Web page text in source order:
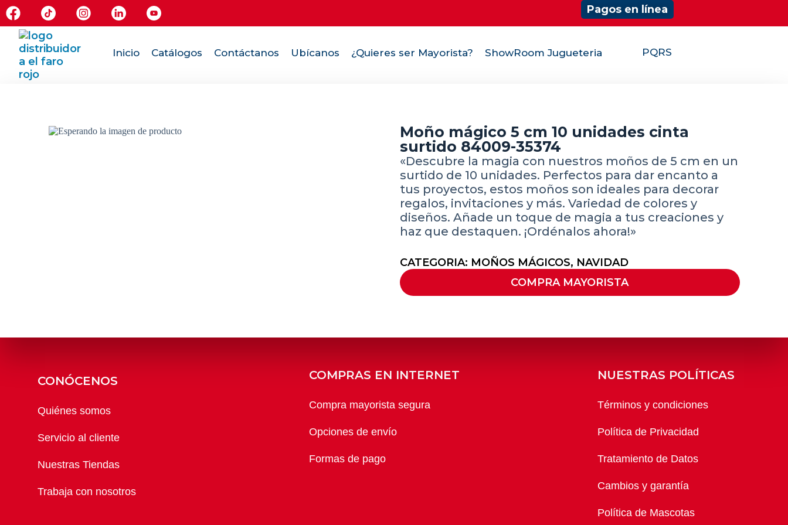
Pagos en línea
Inicio Catálogos Contáctanos Ubícanos ¿Quieres ser Mayorista? ShowRoom Jugueteria PQRS
Moño mágico 5 cm 10 unidades cinta
surtido 84009-35374
«Descubre la magia con nuestros moños de 5 cm en un
surtido de 10 unidades. Perfectos para dar encanto a
tus proyectos, estos moños son ideales para decorar
regalos, invitaciones y más. Variedad de colores y
diseños. Añade un toque de magia a tus creaciones y
haz que destaquen. ¡Ordénalos ahora!»
CATEGORIA: MOÑOS MÁGICOS, NAVIDAD
COMPRA MAYORISTA
CONÓCENOS
Quiénes somos
Servicio al cliente
Nuestras Tiendas
Trabaja con nosotros
COMPRAS EN INTERNET
Compra mayorista segura
Opciones de envío
Formas de pago
NUESTRAS POLÍTICAS
Términos y condiciones
Política de Privacidad
Tratamiento de Datos
Cambios y garantía
Política de Mascotas